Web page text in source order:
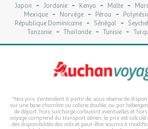
Japon - Jordanie - Kenya - Malte -
Mexique - Norvège - Pérou -
République Dominicaine - Sénégal -
Tanzanie - Thaïlande - Tunisie -
*Nos prix s'entendent à partir de, sous réserve de
sur une base chambre ou cabine double, ou par
de départ, hors surcharge carburant eventuelles et
voyage comprend du transport aérien, le prix est
des disponibilités des vols et peut-être soumis à